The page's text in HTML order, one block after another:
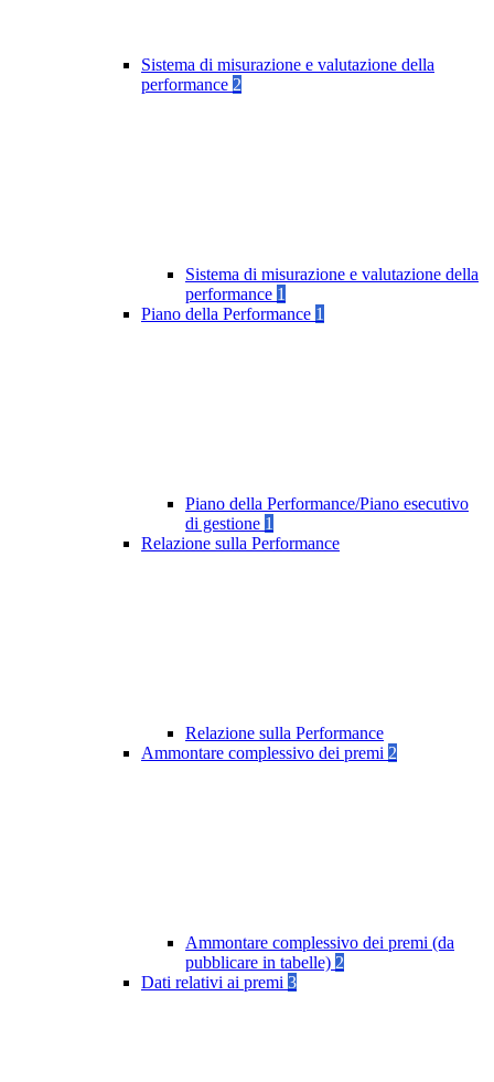
Sistema di misurazione e valutazione della
performance 2
Sistema di misurazione e valutazione della
performance 1
Piano della Performance 1
Piano della Performance/Piano esecutivo
di gestione 1
Relazione sulla Performance
Relazione sulla Performance
Ammontare complessivo dei premi 2
Ammontare complessivo dei premi (da
pubblicare in tabelle) 2
Dati relativi ai premi 3